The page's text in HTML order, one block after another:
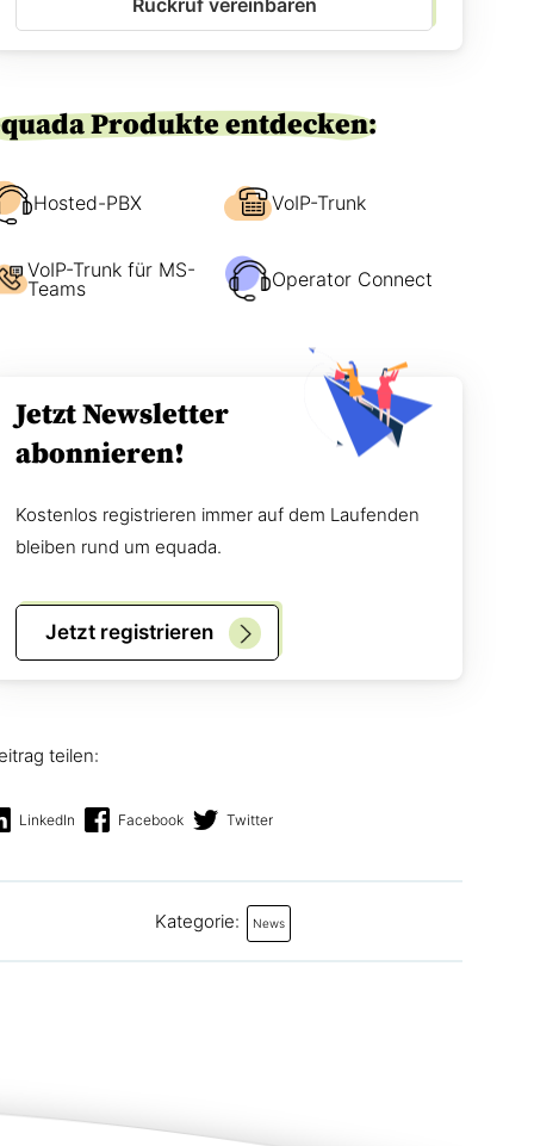
e
n
r
S
e
?
-
E
i
e
d
Rückruf vereinbaren
Produkte entdecken:
Hosted-PBX VoIP-Trunk
VoIP-Trunk für MS-
Teams
Operator Connect
Jetzt Newsletter
abonnieren!
Kostenlos registrieren immer auf dem Laufenden
bleiben rund um equada.
Jetzt registrieren
teilen:
LinkedIn Facebook Twitter
Kategorie: News